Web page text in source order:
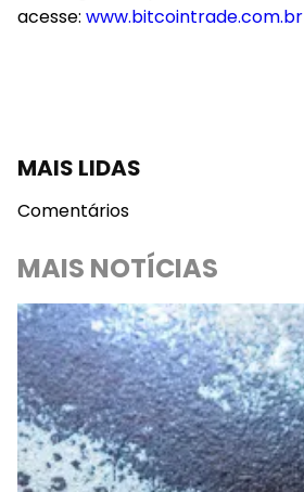
acesse: www.bitcointrade.com.br
MAIS LIDAS
Comentários
MAIS NOTÍCIAS